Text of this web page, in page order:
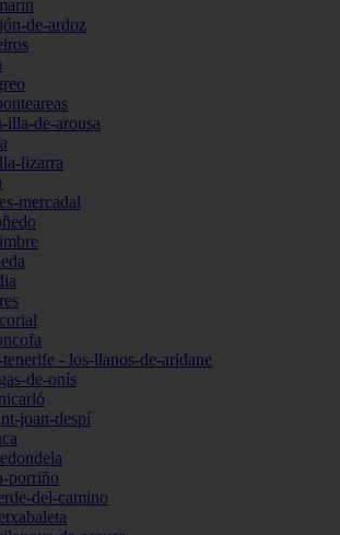
de-ardoz
illa-de-arousa
lizarra
mercadal
- los-llanos-de-aridane
de-onís
joan-despí
porriño
del-camino